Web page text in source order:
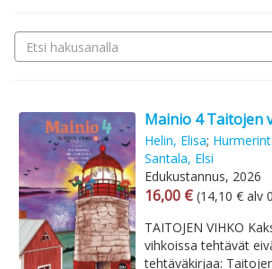
Mainio 4 Taitojen
Helin, Elisa;
Santala, Elsi
Edukustannus, 2026
Arvonlisäverollinen
16,00 € (14,10 € alv
TAITOJEN VIHKO
vihkoissa tehtävät
tehtäväkirjaa: